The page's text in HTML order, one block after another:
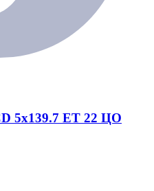
5x139.7 ЕТ 22 ЦО